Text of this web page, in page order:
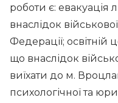
роботи є:
внаслідок
Федерації; освітній
що внаслідок
виїхати до м.
психологічної та